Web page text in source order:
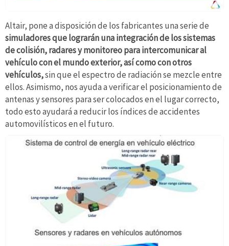
Altair, pone a disposición de los fabricantes una serie de
simuladores que lograrán una integración de los sistemas
de colisión, radares y monitoreo para intercomunicar al
vehículo con el mundo exterior, así como con otros
vehículos,sin que el espectro de radiación se mezcle entre
ellos. Asimismo, nos ayuda a verificar el posicionamiento de
antenas y sensores para ser colocados en el lugar correcto,
todo esto ayudará a reducir los índices de accidentes
automovilísticos en el futuro.